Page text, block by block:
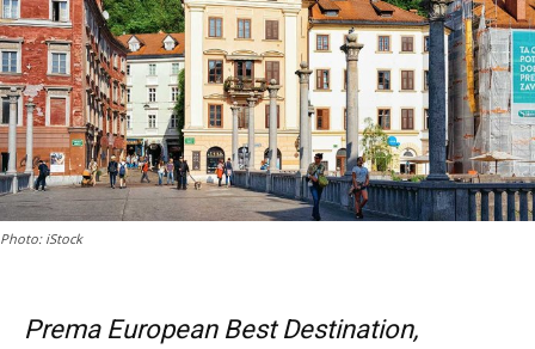
Photo: iStock
Prema European Best Destination,